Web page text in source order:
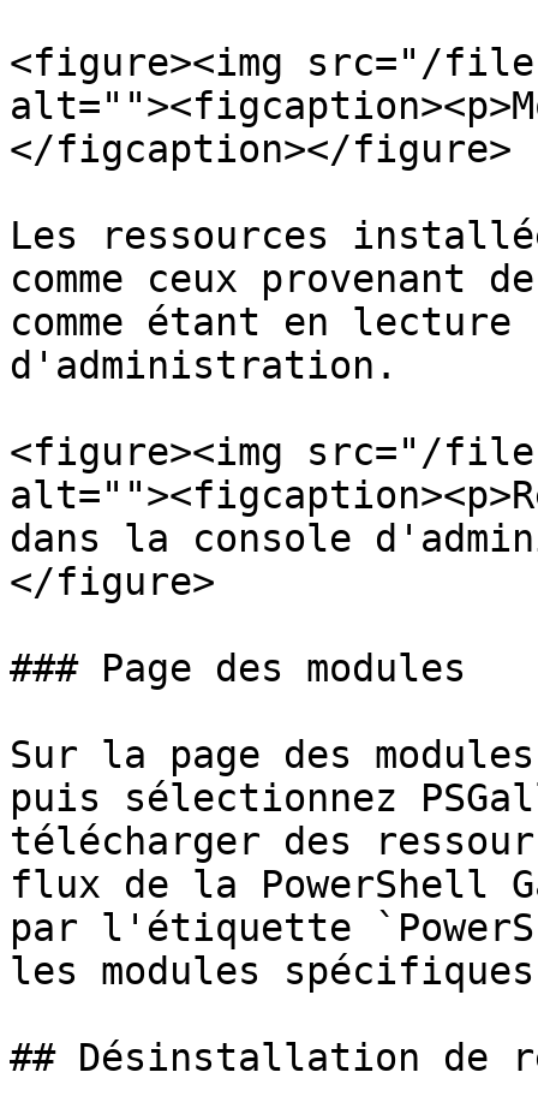
<figure><img src="/
</figcaption></figure>
Les ressources
comme ceux provenant
comme étant en
d'administration.
<figure><img src="/files/
dans la console
</figure>
### Page des modules
Sur la page des
puis sélectionnez
télécharger des
flux de la PowerShell
par l'étiquette
les modules
## Désinstallation de